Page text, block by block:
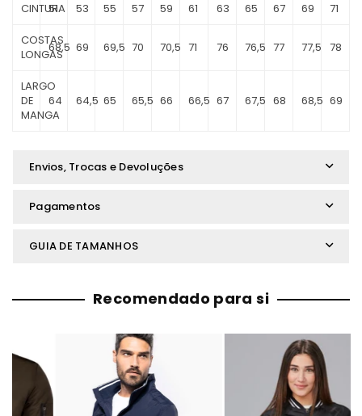
CINTURA
51 53 55 57 59 61 63 65 67 69 71
COSTAS
LONGAS
68,5 69 69,5 70 70,5 71 76 76,5 77 77,5 78
LARGO
DE
MANGA
64 64,5 65 65,5 66 66,5 67 67,5 68 68,5 69
Envios, Trocas e Devoluções
Pagamentos
GUIA DE TAMANHOS
Recomendado para si